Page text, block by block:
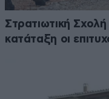
Στρατιωτική
κατάταξη οι